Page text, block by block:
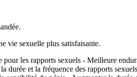
vie sexuelle plus satisfaisante.
les rapports sexuels - Meilleure
et la fréquence des rapports